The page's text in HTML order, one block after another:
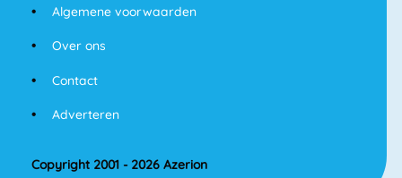
Algemene voorwaarden
Over ons
Contact
Adverteren
Copyright 2001 - 2026 Azerion